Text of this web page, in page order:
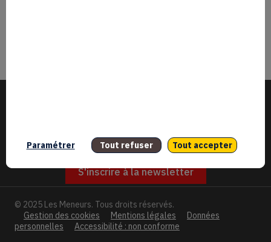
S'inscrire à la newsletter
© 2025 Les Meneurs. Tous droits réservés.
Gestion des cookies
Mentions légales
Données
personnelles
Accessibilité : non conforme
Paramétrer Tout refuser Tout accepter